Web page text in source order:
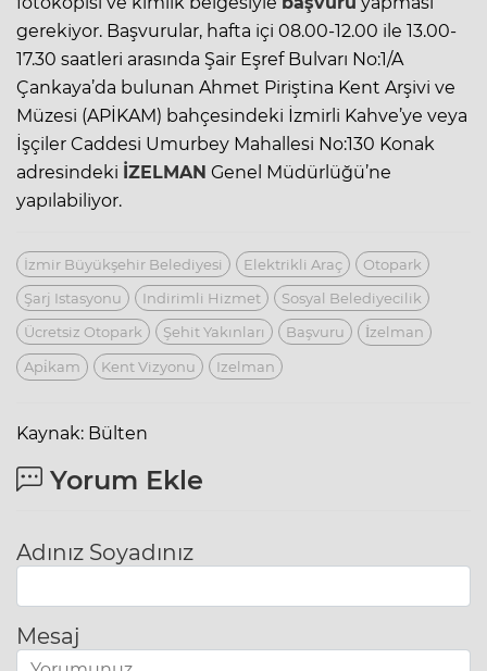
gerekiyor. Başvurular, hafta içi 08.00-12.00 ile 13.00-
17.30 saatleri arasında Şair Eşref Bulvarı No:1/A
Çankaya’da bulunan Ahmet Piriştina Kent Arşivi ve
Müzesi (APİKAM) bahçesindeki İzmirli Kahve’ye veya
İşçiler Caddesi Umurbey Mahallesi No:130 Konak
adresindeki İZELMAN Genel Müdürlüğü’ne
yapılabiliyor.
İzmir Büyükşehir Belediyesi Elektrikli Araç
Otopark
Şarj Istasyonu
Indirimli Hizmet
Sosyal Belediyecilik
Ücretsiz Otopark
Şehit Yakınları Başvuru
İzelman
Api̇kam
Kent Vizyonu Izelman
Kaynak: Bülten
Yorum Ekle
Adınız Soyadınız
Mesaj